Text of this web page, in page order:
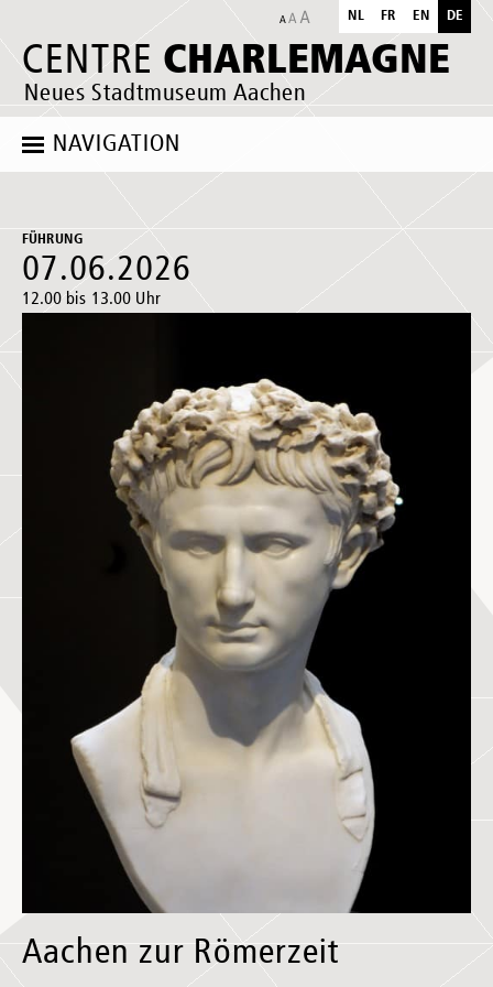
CENTRE CHARLEMAGNE
Neues Stadtmuseum Aachen
NL FR EN DE
NAVIGATION
FÜHRUNG
07.06.2026
12.00 bis 13.00 Uhr
Aachen zur Römerzeit